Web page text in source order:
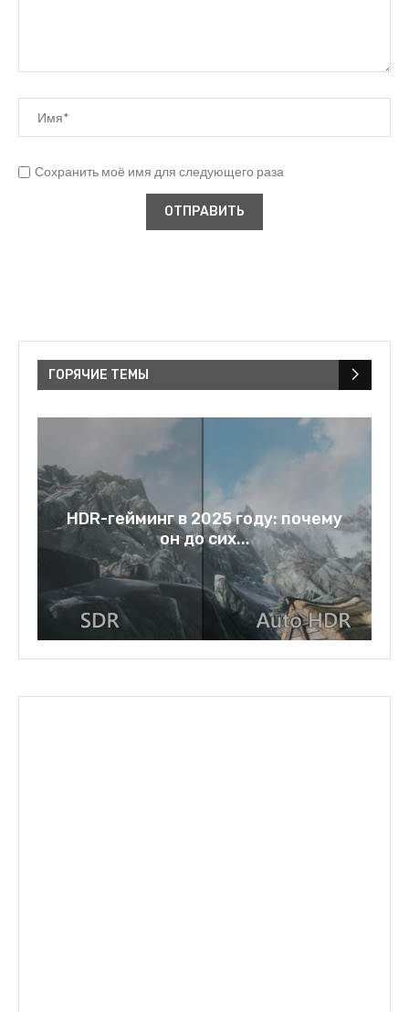
Сохранить моё имя для следующего раза
ГОРЯЧИЕ ТЕМЫ
HDR-гейминг в 2025 году: почему
он до сих...